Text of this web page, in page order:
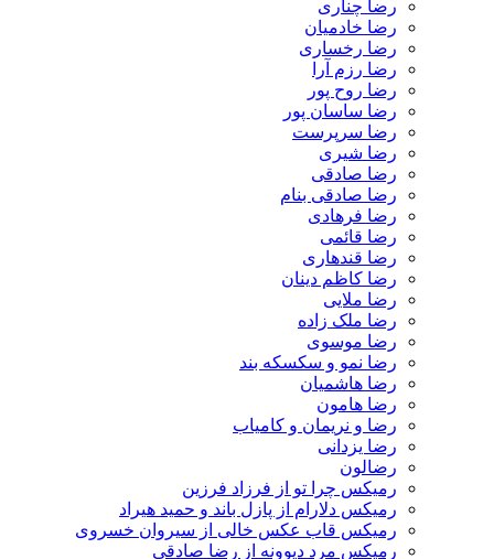
رضا چناری
رضا خادمیان
رضا رخساری
رضا رزم آرا
رضا روح پور
رضا ساسان پور
رضا سرپرست
رضا شیری
رضا صادقی
رضا صادقی بنام
رضا فرهادی
رضا قائمی
رضا قندهاری
رضا کاظم دینان
رضا ملایی
رضا ملک زاده
رضا موسوی
رضا نمو و سکسکه بند
رضا هاشمیان
رضا هامون
رضا و نریمان و کامیاب
رضا یزدانی
رضالون
رمیکس چرا تو از فرزاد فرزین
رمیکس دلارام از پازل باند و حمید هیراد
رمیکس قاب عکس خالی از سیروان خسروی
رمیکس مرد دیوونه از رضا صادقی